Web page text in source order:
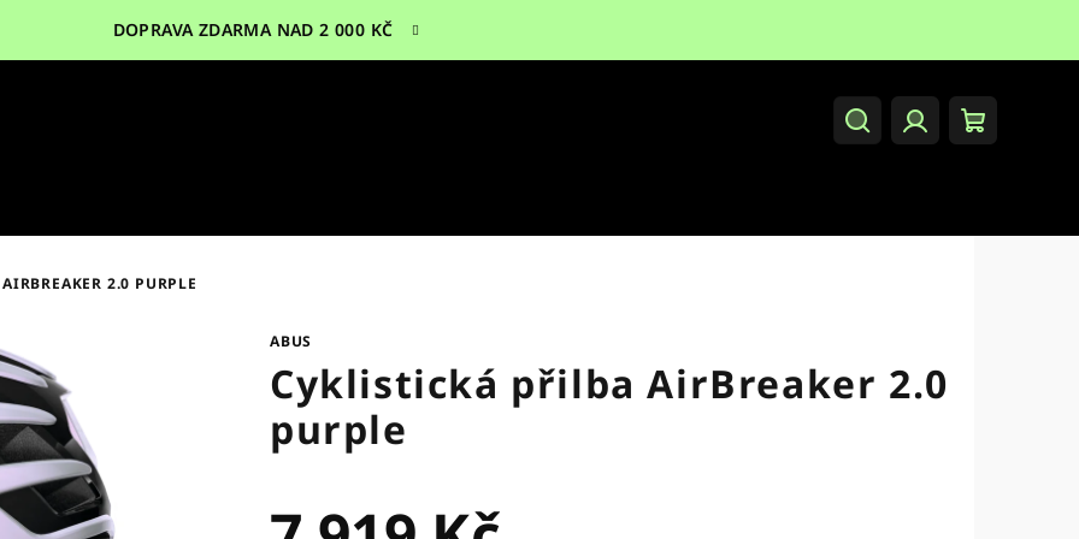
DOPRAVA ZDARMA NAD 2 000 KČ
HledatPřihlášeníNákupní
2.0 PURPLE
ABUS
Cyklistická přilba AirBreaker 2.0
purple